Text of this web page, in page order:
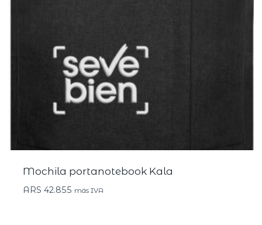
Mochila portanotebook Kala
ARS 42.855 más IVA